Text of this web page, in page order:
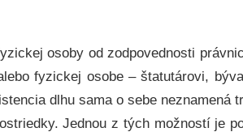
osoby od zodpovednosti
fyzickej osobe – štatutárovi,
dlhu sama o sebe neznamená
Jednou z tých možností je